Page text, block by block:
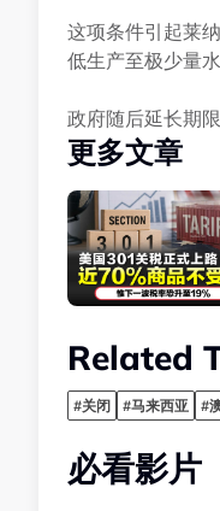
这项条件引起莱
低生产至极少量水
政府随后延长期
更多文章
Related
#关闭 #马来西亚 #
必看影片